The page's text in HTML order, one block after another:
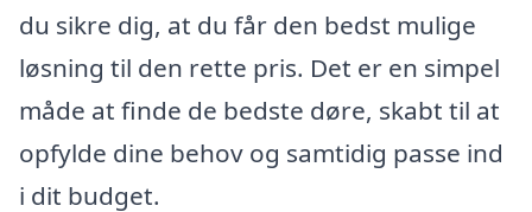
du sikre dig, at du får den bedst mulige
løsning til den rette pris. Det er en simpel
måde at finde de bedste døre, skabt til at
opfylde dine behov og samtidig passe ind
i dit budget.